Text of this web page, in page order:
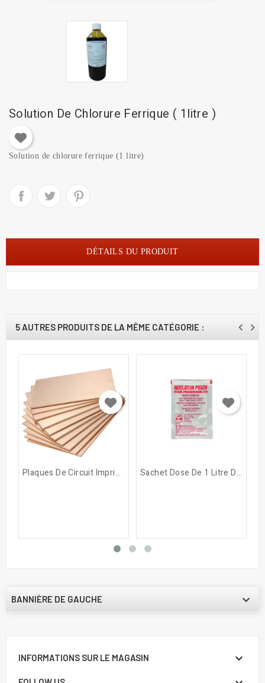
Solution De Chlorure Ferrique ( 1litre )
Solution de chlorure ferrique (1 litre)
DÉTAILS DU PRODUIT
5 AUTRES PRODUITS DE LA MÊME CATÉGORIE :
Plaques De Circuit Imprimé... Sachet Dose De 1 Litre De...
BANNIÈRE DE GAUCHE 
INFORMATIONS SUR LE MAGASIN 